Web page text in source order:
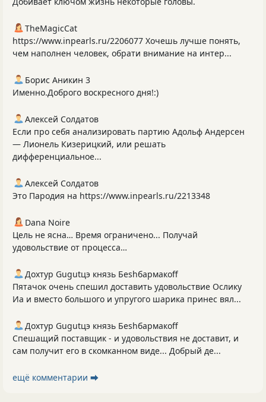
TheMagicCat
https://www.inpearls.ru/2206077 Хочешь лучше понять,
чем наполнен человек, обрати внимание на интер...
Борис Аникин 3
Именно.Доброго воскресного дня!:)
Алексей Солдатов
Если про себя анализировать партию Адольф Андерсен
— Лионель Кизерицкий, или решать
дифференциальное...
Алексей Солдатов
Это Пародия на https://www.inpearls.ru/2213348
Dana Noire
Цель не ясна… Время ограничено... Получай
удовольствие от процесса…
Дохтур Gugutцэ князь Беshбармакоff
Пятачок очень спешил доставить удовольствие Ослику
Иа и вместо большого и упругого шарика принес вял...
Дохтур Gugutцэ князь Беshбармакоff
Спешащий поставщик - и удовольствия не доставит, и
сам получит его в скомканном виде... Добрый де...
ещё комментарии ⮕